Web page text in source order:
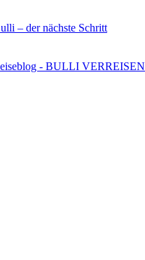
– der nächste Schritt
- BULLI VERREISEN